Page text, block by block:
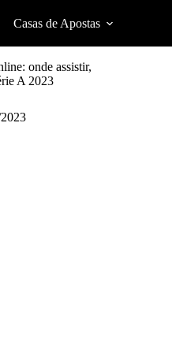
Casas de Apostas
onde assistir,
A 2023